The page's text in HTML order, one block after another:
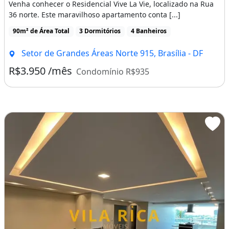
- Equivalente a 12 (doze) vezes o valor do
aluguel, forma mais rápida e menos
burocrática.
Reembolsável após o término do contrato;
- 2 (dois) fiadores sendo 1 (um) com imóvel
escriturado em Brasília + renda líquida de no
mínimo 03 (três) vezes o valor do aluguel.
RMS IMOVEIS
Av. FLAMBOYANT LOTE 24 LOJA 10
- REAL PANORAMIC SHOPPING
Venha conhecer o Residencial Vive La Vie, localizado na Rua
36 norte. Este maravilhoso apartamento conta [...]
90m² de Área Total 3 Dormitórios 4 Banheiros
Setor de Grandes Áreas Norte 915, Brasília - DF
R$3.950 /mês Condomínio R$935